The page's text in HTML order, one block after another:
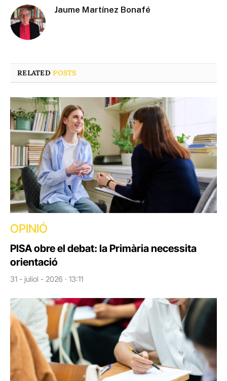
Jaume Martínez Bonafé
RELATEDPOSTS
OPINIÓ
PISA obre el debat: la Primària necessita
orientació
31 - juliol - 2026 · 13:11